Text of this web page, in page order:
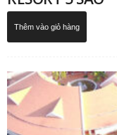
Thêm vào giỏ hàng